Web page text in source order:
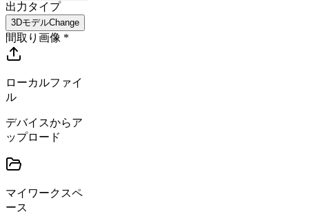
出力タイプ
3DモデルChange
間取り画像 *
ローカルファイ
ル
デバイスからア
ップロード
マイワークスペ
ース